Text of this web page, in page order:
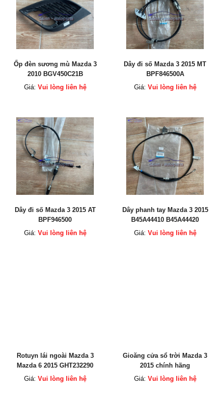
Ốp đèn sương mù Mazda 3
2010 BGV450C21B
BGV450C11B
Giá: Vui lòng liên hệ
Dây đi số Mazda 3 2015 MT
BPF846500A
Giá: Vui lòng liên hệ
Dây đi số Mazda 3 2015 AT
BPF946500
Giá: Vui lòng liên hệ
Dây phanh tay Mazda 3 2015
B45A44410 B45A44420
Giá: Vui lòng liên hệ
Rotuyn lái ngoài Mazda 3
Mazda 6 2015 GHT232290
GHT232280
Giá: Vui lòng liên hệ
Gioăng cửa sổ trời Mazda 3
2015 chính hãng
Giá: Vui lòng liên hệ